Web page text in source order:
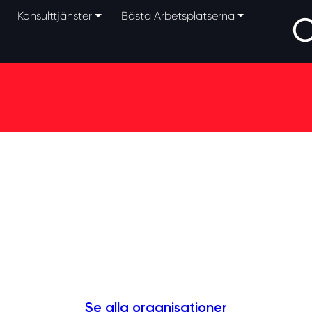
Konsulttjänster Bästa Arbetsplatserna
Se alla organisationer